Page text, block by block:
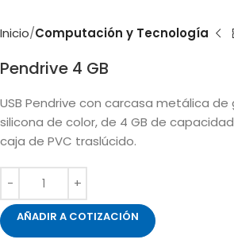
Inicio Computación y Tecnología
Pendrive 4 GB
USB Pendrive con carcasa metálica de
silicona de color, de 4 GB de
caja de PVC traslúcido.
AÑADIR A COTIZACIÓN